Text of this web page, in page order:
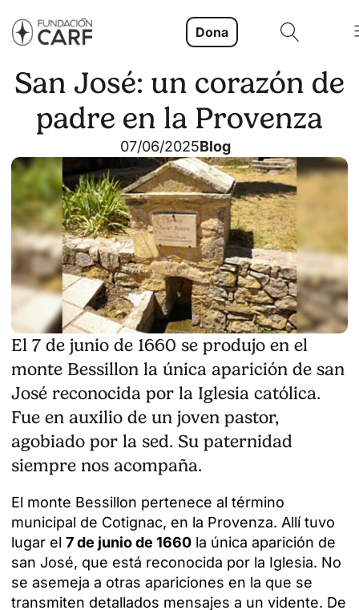
Dona
San José: un corazón de
padre en la Provenza
07/06/2025Blog
El 7 de junio de 1660 se produjo en el
monte Bessillon la única aparición de san
José reconocida por la Iglesia católica.
Fue en auxilio de un joven pastor,
agobiado por la sed. Su paternidad
siempre nos acompaña.
El monte Bessillon pertenece al término
municipal de Cotignac, en la Provenza. Allí tuvo
lugar el 7 de junio de 1660 la única aparición de
san José, que está reconocida por la Iglesia. No
se asemeja a otras apariciones en la que se
transmiten detallados mensajes a un vidente. De